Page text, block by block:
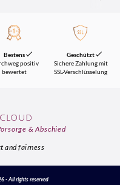
Bestens
positiv
bewertet
Geschützt
Sichere Zahlung mit
SSL-Verschlüsselung
& Abschied
and fairness
· All rights reserved